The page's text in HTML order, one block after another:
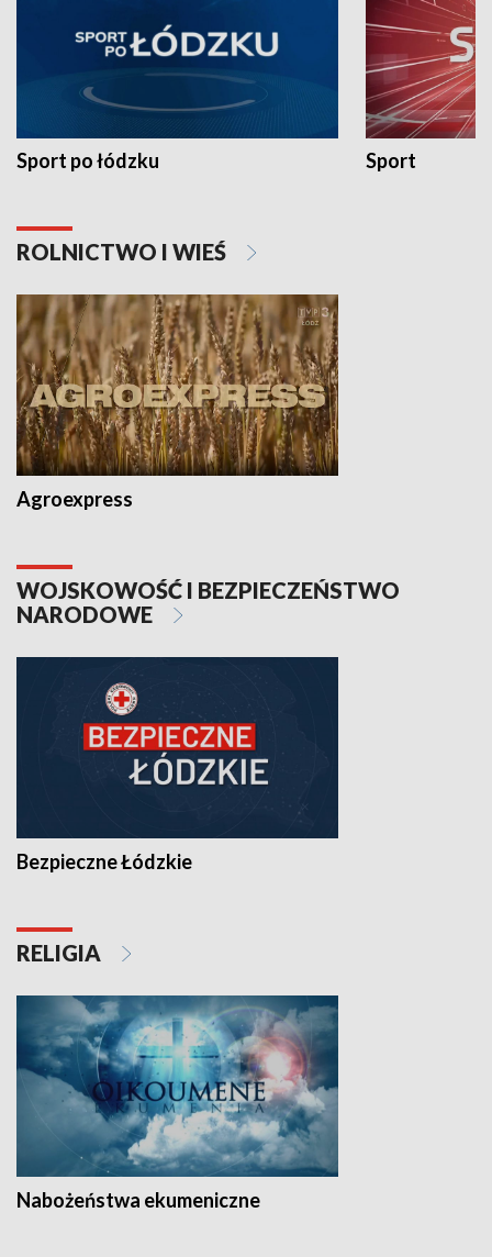
Sport po łódzku Sport
ROLNICTWO I WIEŚ
Agroexpress
WOJSKOWOŚĆ I BEZPIECZEŃSTWO
NARODOWE
Bezpieczne Łódzkie
RELIGIA
Nabożeństwa ekumeniczne